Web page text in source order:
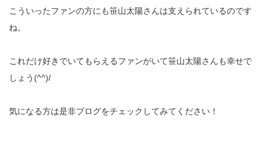
こういったファンの方にも笹山太陽さんは支えられているのです
ね。
これだけ好きでいてもらえるファンがいて笹山太陽さんも幸せで
しょう(^^)/
気になる方は是非ブログをチェックしてみてください！